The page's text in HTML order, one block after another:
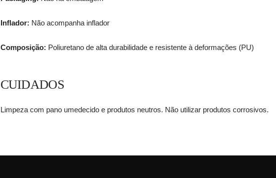
Inflador: Não acompanha inflador
Composição: Poliuretano de alta durabilidade e resistente à deformações (PU)
CUIDADOS
Limpeza com pano umedecido e produtos neutros. Não utilizar produtos corrosivos.